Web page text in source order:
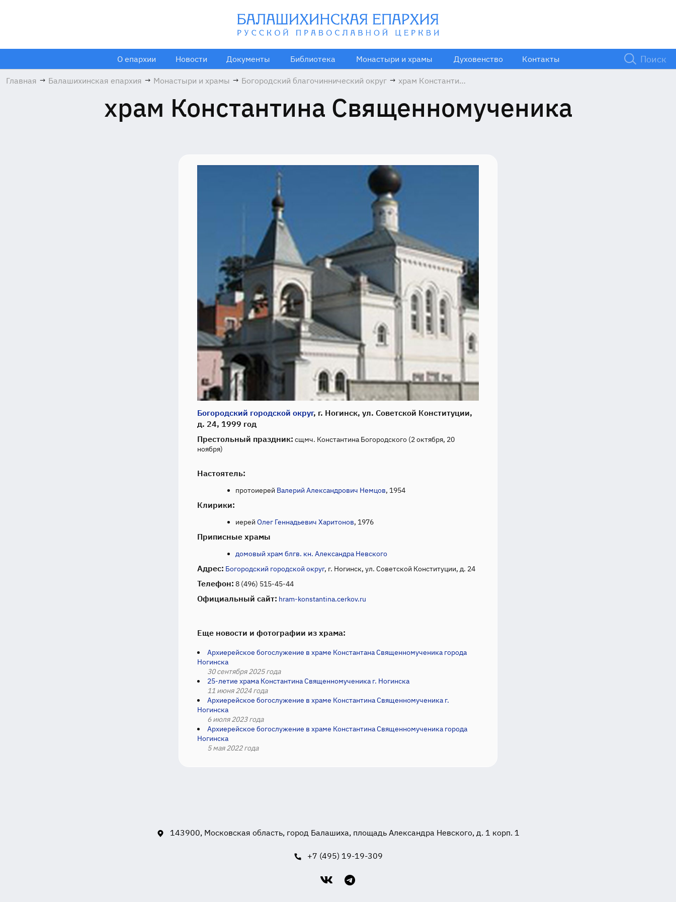
О епархии Новости Документы Библиотека Монастыри и храмы Духовенство Контакты
Главная → Балашихинская епархия → Монастыри и храмы → Богородский благочиннический округ → храм Константина
храм Константина Священномученика
Богородский городской округ, г. Ногинск, ул. Советской Конституции,
д. 24, 1999 год
Престольный праздник: сщмч. Константина Богородского (2 октября, 20
ноября)
Настоятель:
протоиерей Валерий Александрович Немцов, 1954
Клирики:
иерей Олег Геннадьевич Харитонов, 1976
Приписные храмы
домовый храм блгв. кн. Александра Невского
Адрес: Богородский городской округ, г. Ногинск, ул. Советской Конституции, д. 24
Телефон: 8 (496) 515-45-44
Официальный сайт: hram-konstantina.cerkov.ru
Еще новости и фотографии из храма:
Архиерейское богослужение в храме Константана Священномученика города
Ногинска
30 сентября 2025 года
25-летие храма Константина Священномученика г. Ногинска
11 июня 2024 года
Архиерейское богослужение в храме Константина Священномученика г.
Ногинска
6 июля 2023 года
Архиерейское богослужение в храме Константина Священномученика города
Ногинска
5 мая 2022 года
143900, Московская область, город Балашиха, площадь Александра Невского, д. 1 корп. 1
+7 (495) 19-19-309